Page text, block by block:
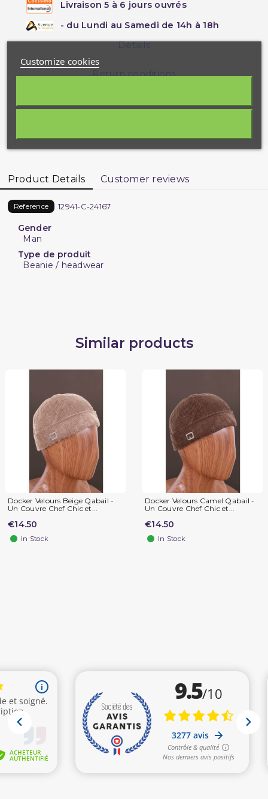
Livraison 5 à 6 jours ouvrés
- du Lundi au Samedi de 14h à 18h
Details
Return conditions
Product Details Customer reviews
Reference 12941-C-24167
Gender
Man
Type de produit
Beanie / headwear
Similar products
Docker Velours Beige Qabail -
Un Couvre Chef Chic et...
€14.50
In Stock
Docker Velours Camel Qabail -
Un Couvre Chef Chic et...
€14.50
In Stock
Customize cookies